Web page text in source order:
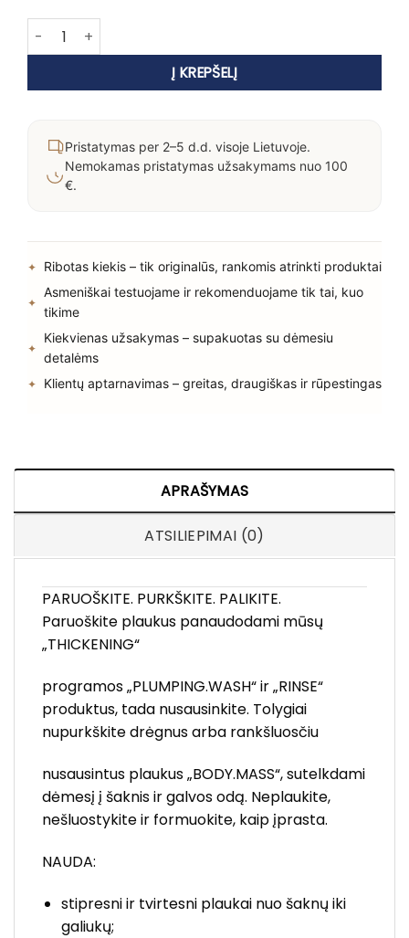
produkto kiekis: KEVIN MURPHY BODY.MASS
Į KREPŠELĮ
Pristatymas per 2–5 d.d. visoje Lietuvoje.
Nemokamas pristatymas užsakymams nuo 100
€.
Ribotas kiekis – tik originalūs, rankomis atrinkti produktai
Asmeniškai testuojame ir rekomenduojame tik tai, kuo
tikime
Kiekvienas užsakymas – supakuotas su dėmesiu
detalėms
Klientų aptarnavimas – greitas, draugiškas ir rūpestingas
APRAŠYMAS
ATSILIEPIMAI (0)
PARUOŠKITE. PURKŠKITE. PALIKITE.
Paruoškite plaukus panaudodami mūsų
„THICKENING“
programos „PLUMPING.WASH“ ir „RINSE“
produktus, tada nusausinkite. Tolygiai
nupurkškite drėgnus arba rankšluosčiu
nusausintus plaukus „BODY.MASS“, sutelkdami
dėmesį į šaknis ir galvos odą. Neplaukite,
nešluostykite ir formuokite, kaip įprasta.
NAUDA:
stipresni ir tvirtesni plaukai nuo šaknų iki
galiukų;